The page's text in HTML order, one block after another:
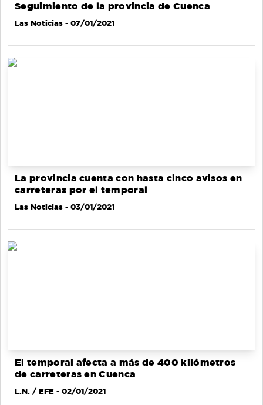
Seguimiento de la provincia de Cuenca
Las Noticias - 07/01/2021
La provincia cuenta con hasta cinco avisos en
carreteras por el temporal
Las Noticias - 03/01/2021
El temporal afecta a más de 400 kilómetros
de carreteras en Cuenca
L.N. / EFE - 02/01/2021